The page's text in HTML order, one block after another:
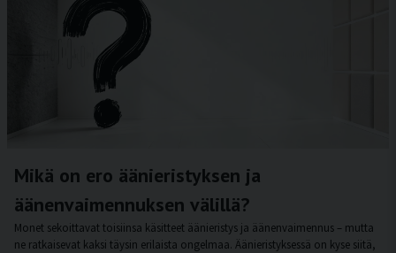
Mikä on ero äänieristyksen ja
äänenvaimennuksen välillä?
Monet sekoittavat toisiinsa käsitteet äänieristys ja äänenvaimennus – mutta
ne ratkaisevat kaksi täysin erilaista ongelmaa. Äänieristyksessä on kyse siitä,